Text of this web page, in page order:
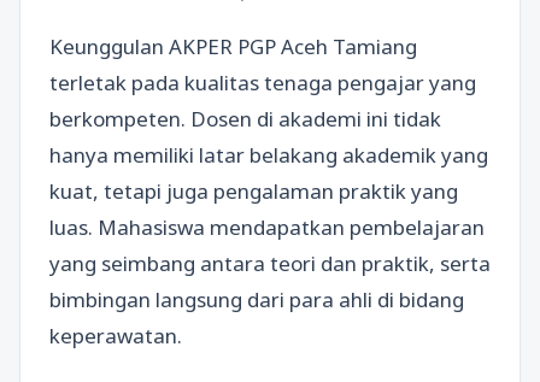
Keunggulan AKPER PGP Aceh Tamiang
terletak pada kualitas tenaga pengajar yang
berkompeten. Dosen di akademi ini tidak
hanya memiliki latar belakang akademik yang
kuat, tetapi juga pengalaman praktik yang
luas. Mahasiswa mendapatkan pembelajaran
yang seimbang antara teori dan praktik, serta
bimbingan langsung dari para ahli di bidang
keperawatan.